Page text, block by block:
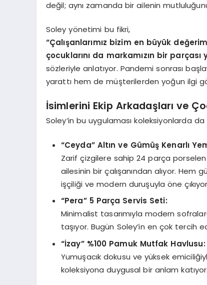
değil; aynı zamanda bir ailenin
Soley yönetimi bu fikri,
“Çalışanlarımız bizim en büyük
çocuklarını da markamızın bir
sözleriyle anlatıyor. Pandemi sonrası
yarattı hem de müşterilerden yoğun ilgi
İsimlerini Ekip Arkadaşları ve
Soley’in bu uygulaması koleksiyonlarda
“Ceyda” Altın ve Gümüş Kenarlı
Zarif çizgilere sahip 24 parça porselen
ailesinin bir çalışanından alıyor.
işçiliği ve modern duruşuyla öne
“Pera” 5 Parça Servis Seti:
Minimalist tasarımıyla modern
taşıyor. Bugün Soley’in en çok tercih
“İzay” %100 Pamuk Mutfak Havlusu:
Yumuşacık dokusu ve yüksek
koleksiyona duygusal bir anlam katıyor.